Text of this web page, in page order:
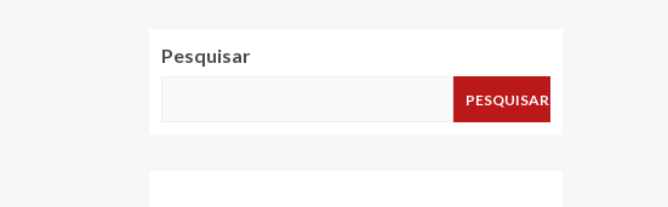
Pesquisar
PESQUISAR